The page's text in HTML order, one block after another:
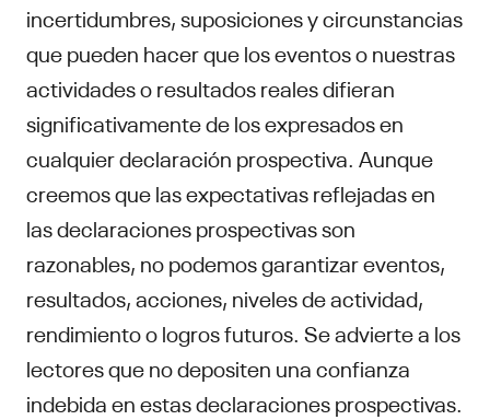
incertidumbres, suposiciones y circunstancias
que pueden hacer que los eventos o nuestras
actividades o resultados reales difieran
significativamente de los expresados en
cualquier declaración prospectiva. Aunque
creemos que las expectativas reflejadas en
las declaraciones prospectivas son
razonables, no podemos garantizar eventos,
resultados, acciones, niveles de actividad,
rendimiento o logros futuros. Se advierte a los
lectores que no depositen una confianza
indebida en estas declaraciones prospectivas.